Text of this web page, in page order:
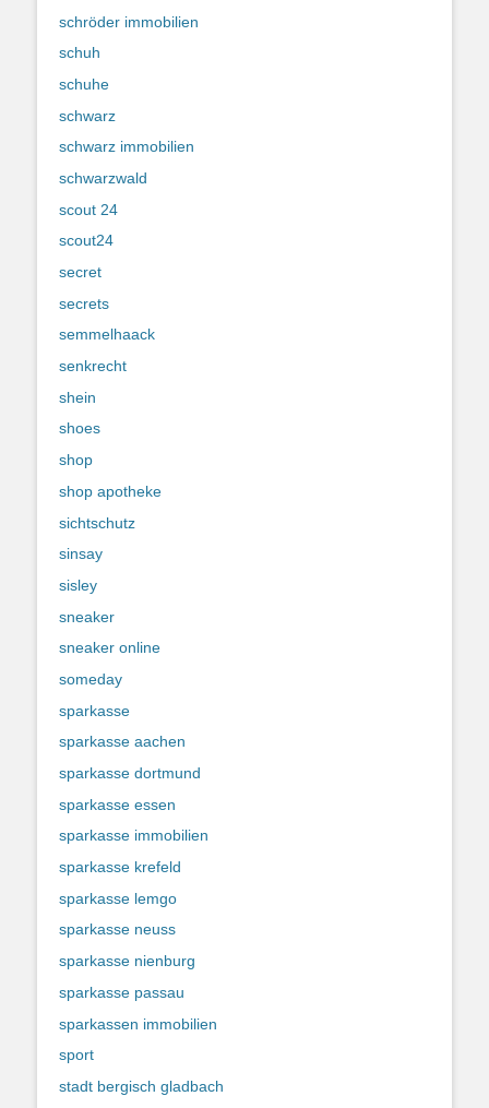
schröder immobilien
schuh
schuhe
schwarz
schwarz immobilien
schwarzwald
scout 24
scout24
secret
secrets
semmelhaack
senkrecht
shein
shoes
shop
shop apotheke
sichtschutz
sinsay
sisley
sneaker
sneaker online
someday
sparkasse
sparkasse aachen
sparkasse dortmund
sparkasse essen
sparkasse immobilien
sparkasse krefeld
sparkasse lemgo
sparkasse neuss
sparkasse nienburg
sparkasse passau
sparkassen immobilien
sport
stadt bergisch gladbach